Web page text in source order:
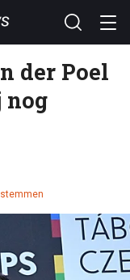
der Poel